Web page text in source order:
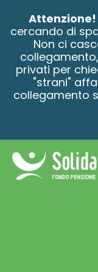
Attenzione!
cercando di
Non ci
privati per
"strani"
collegamento